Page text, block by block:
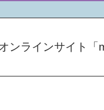
ンラインサイト「